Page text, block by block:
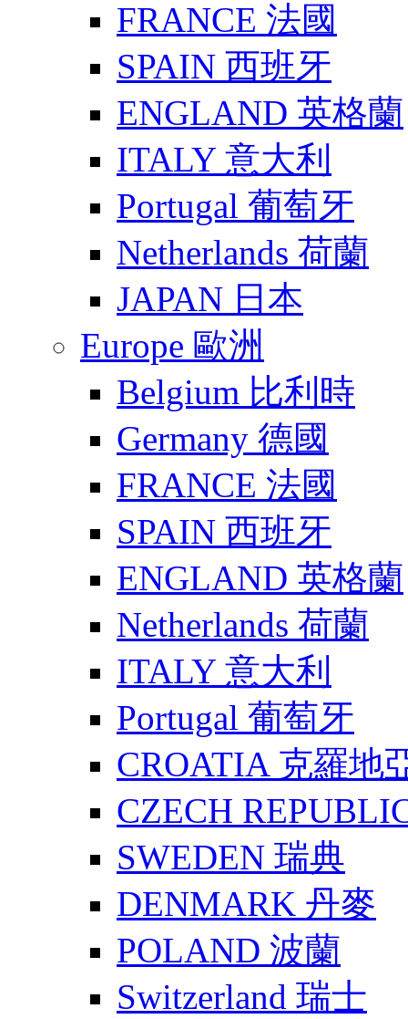
FRANCE 法國
SPAIN 西班牙
ENGLAND 英格蘭
ITALY 意大利
Portugal 葡萄牙
Netherlands 荷蘭
JAPAN 日本
Europe 歐洲
Belgium 比利時
Germany 德國
FRANCE 法國
SPAIN 西班牙
ENGLAND 英格蘭
Netherlands 荷蘭
ITALY 意大利
Portugal 葡萄牙
CROATIA 克羅地
CZECH
SWEDEN 瑞典
DENMARK 丹麥
POLAND 波蘭
Switzerland 瑞士